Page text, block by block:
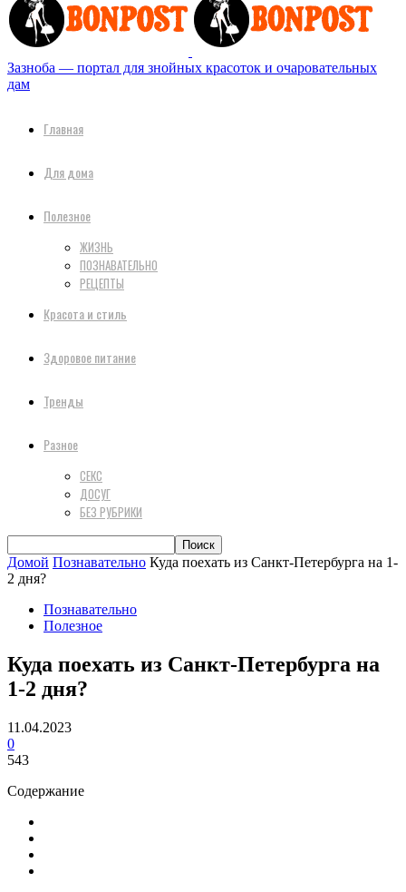
Зазноба — портал для знойных красоток и очаровательных
дам
Главная
Для дома
Полезное
ЖИЗНЬ
ПОЗНАВАТЕЛЬНО
РЕЦЕПТЫ
Красота и стиль
Здоровое питание
Тренды
Разное
СЕКС
ДОСУГ
БЕЗ РУБРИКИ
Домой Познавательно Куда поехать из Санкт-Петербурга на 1-
2 дня?
Познавательно
Полезное
Куда поехать из Санкт-Петербурга на
1-2 дня?
11.04.2023
0
543
Содержание